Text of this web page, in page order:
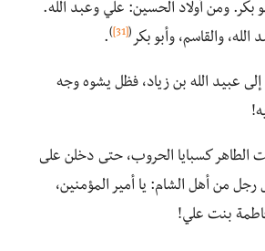
بكر. ومن أولاد الحسين: علي وعبد الله.
والقاسم، وأبو بكر(
[31]
)
.
عبيد الله بن زياد، فظل يشوه وجه
الطاهر كسبايا الحروب، حتى دخلن على
رجل من أهل الشام: يا أمير المؤمنين،
بنت علي!